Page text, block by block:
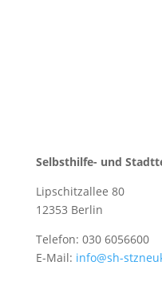
Selbsthilfe- und
Lipschitzallee 80
12353 Berlin
Telefon: 030 6056600
E-Mail: info@sh-